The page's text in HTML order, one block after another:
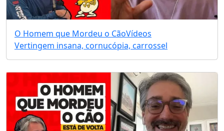
O Homem que Mordeu o CãoVídeos
Vertingem insana, cornucópia, carrossel